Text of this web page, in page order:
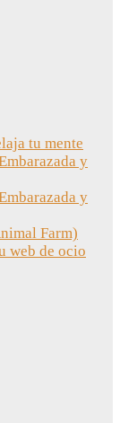
tu mente
y
y
Farm)
web de ocio